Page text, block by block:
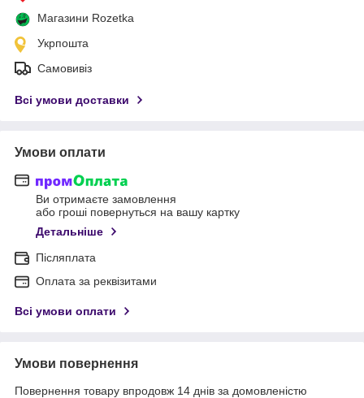
Магазини Rozetka
Укрпошта
Самовивіз
Всі умови доставки
Умови оплати
Ви отримаєте замовлення
або гроші повернуться на вашу картку
Детальніше
Післяплата
Оплата за реквізитами
Всі умови оплати
Умови повернення
Повернення товару впродовж 14 днів за домовленістю